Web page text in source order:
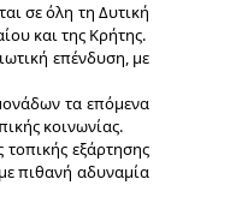
σε όλη τη Δυτική
και της Κρήτης.
επένδυση, με
τα επόμενα
κοινωνίας.
εξάρτησης
πιθανή αδυναμία